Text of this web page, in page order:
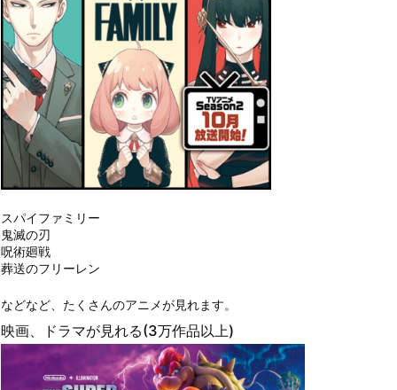
スパイファミリー
鬼滅の刃
呪術廻戦
葬送のフリーレン
などなど、たくさんのアニメが見れます。
映画、ドラマが見れる(3万作品以上)